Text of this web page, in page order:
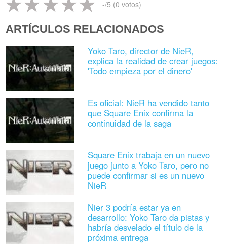
-/5 (0 votos)
ARTÍCULOS RELACIONADOS
Yoko Taro, director de NieR,
explica la realidad de crear juegos:
'Todo empieza por el dinero'
Es oficial: NieR ha vendido tanto
que Square Enix confirma la
continuidad de la saga
Square Enix trabaja en un nuevo
juego junto a Yoko Taro, pero no
puede confirmar si es un nuevo
NieR
Nier 3 podría estar ya en
desarrollo: Yoko Taro da pistas y
habría desvelado el título de la
próxima entrega